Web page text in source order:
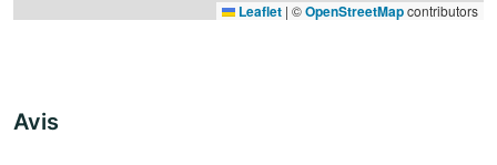
Leaflet | ©OpenStreetMapcontributors
Avis